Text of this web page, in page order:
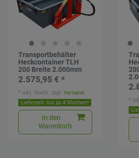
Transportbehälter
Heckcontainer TLH
200 Breite 2.000mm
2.575,95 € *
Lieferzeit: bis zu 4 Wochen*
In den
Warenkorb
* inkl. MwSt. zzgl.Versand
*